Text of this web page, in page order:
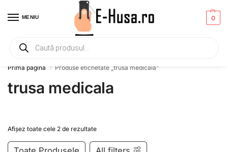
MENIU 0
Primesti un mic
Prima pagină / Produse etichetate „trusa medicala”
trusa medicala
Afișez toate cele 2 de rezultate